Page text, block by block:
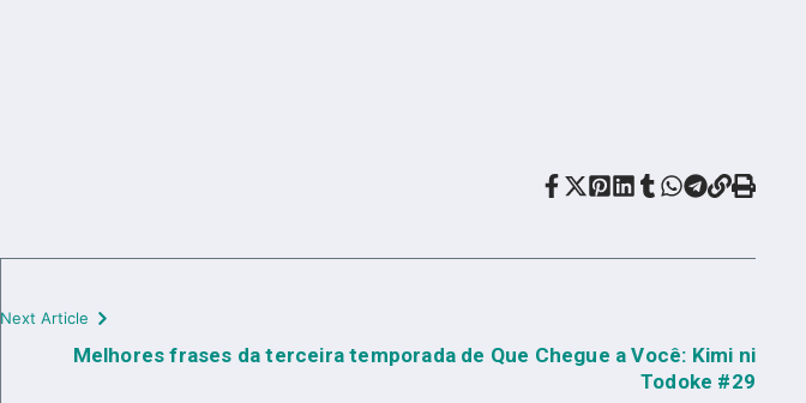
Next Article
Melhores frases da terceira temporada de Que Chegue a Você: Kimi ni
Todoke #29